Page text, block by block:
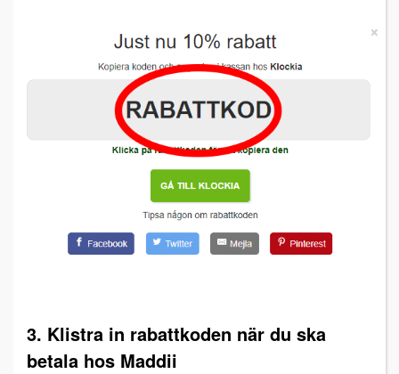
3. Klistra in rabattkoden när du ska
betala hos Maddii